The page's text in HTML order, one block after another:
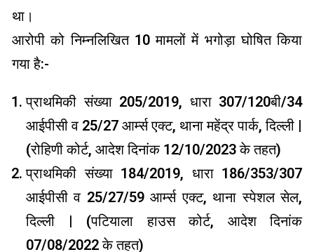
था।
आरोपी को निम्नलिखित 10 मामलों में भगोड़ा घोषित किया
गया है:-
प्राथमिकी संख्या 205/2019, धारा 307/120बी/34
आईपीसी व 25/27 आर्म्स एक्ट, थाना महेंद्र पार्क, दिल्ली |
(रोहिणी कोर्ट, आदेश दिनांक 12/10/2023 के तहत)
प्राथमिकी संख्या 184/2019, धारा 186/353/307
आईपीसी व 25/27/59 आर्म्स एक्ट, थाना स्पेशल सेल,
दिल्ली | (पटियाला हाउस कोर्ट, आदेश दिनांक
07/08/2022 के तहत)